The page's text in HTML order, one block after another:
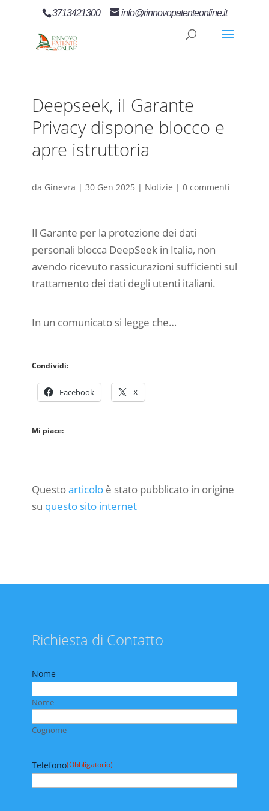
3713421300 info@rinnovopatenteonline.it
Deepseek, il Garante
Privacy dispone blocco e
apre istruttoria
da Ginevra | 30 Gen 2025 | Notizie | 0 commenti
Il Garante per la protezione dei dati
personali blocca DeepSeek in Italia, non
avendo ricevuto rassicurazioni sufficienti sul
trattamento dei dati degli utenti italiani.
In un comunicato si legge che…
Condividi:
Facebook X
Mi piace:
Questoarticoloè stato pubblicato in origine
su questo sito internet
Richiesta di Contatto
Nome
Nome
Cognome
Telefono(Obbligatorio)